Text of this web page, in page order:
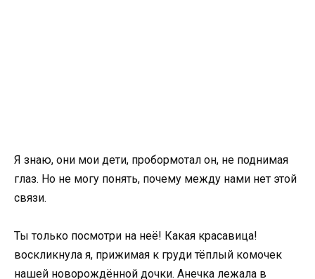
Я знаю, они мои дети, пробормотал он, не поднимая
глаз. Но не могу понять, почему между нами нет этой
связи.
Ты только посмотри на неё! Какая красавица!
воскликнула я, прижимая к груди тёплый комочек
нашей новорождённой дочки. Анечка лежала в